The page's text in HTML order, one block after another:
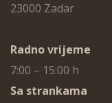
23000 Zadar
Radno vrijeme
7:00 – 15:00 h
Sa strankama